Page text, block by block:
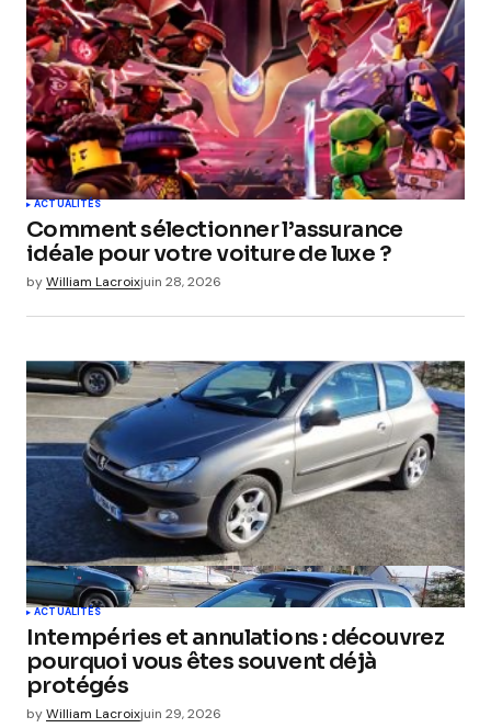
ACTUALITÉS
Comment sélectionner l’assurance
idéale pour votre voiture de luxe ?
byWilliam Lacroixjuin 28, 2026
ACTUALITÉS
Intempéries et annulations : découvrez
pourquoi vous êtes souvent déjà
protégés
byWilliam Lacroixjuin 29, 2026